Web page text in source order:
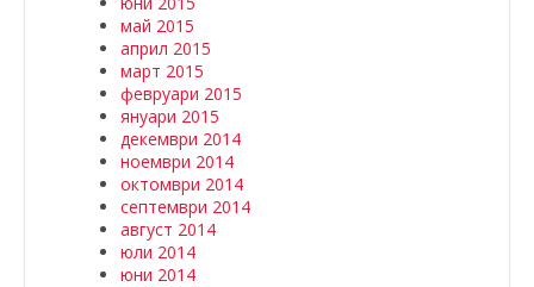
май 2015
април 2015
март 2015
февруари 2015
януари 2015
декември 2014
ноември 2014
октомври 2014
септември 2014
август 2014
юли 2014
юни 2014